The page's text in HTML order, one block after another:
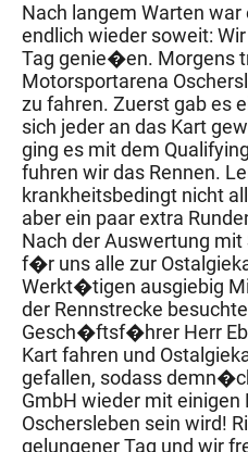
Nach langem Warten
endlich wieder soweit:
Tag genie�en. Morgens
Motorsportarena
zu fahren. Zuerst gab es
sich jeder an das Kart
ging es mit dem
fuhren wir das Rennen.
krankheitsbedingt nicht
aber ein paar extra
Nach der Auswertung
f�r uns alle zur
Werkt�tigen ausgiebig
der Rennstrecke
Gesch�ftsf�hrer Herr
Kart fahren und
gefallen, sodass
GmbH wieder mit einigen
Oschersleben sein wird!
gelungener Tag und wir